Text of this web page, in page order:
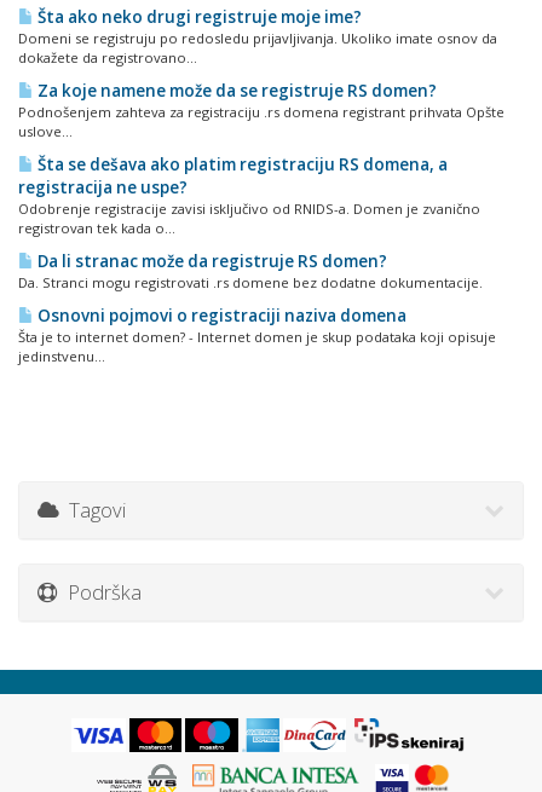
Šta ako neko drugi registruje moje ime?
Domeni se registruju po redosledu prijavljivanja. Ukoliko imate osnov da
dokažete da registrovano...
Za koje namene može da se registruje RS domen?
Podnošenjem zahteva za registraciju .rs domena registrant prihvata Opšte
uslove...
Šta se dešava ako platim registraciju RS domena, a
registracija ne uspe?
Odobrenje registracije zavisi isključivo od RNIDS-a. Domen je zvanično
registrovan tek kada o...
Da li stranac može da registruje RS domen?
Da. Stranci mogu registrovati .rs domene bez dodatne dokumentacije.
Osnovni pojmovi o registraciji naziva domena
Šta je to internet domen? - Internet domen je skup podataka koji opisuje
jedinstvenu...
Tagovi
Podrška